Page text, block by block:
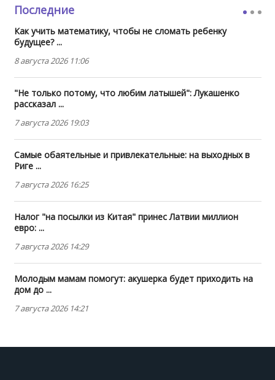
Последние
Как учить математику, чтобы не сломать ребенку
будущее? ...
8 августа 2026 11:06
"Не только потому, что любим латышей": Лукашенко
рассказал ...
7 августа 2026 19:03
Самые обаятельные и привлекательные: на выходных в
Риге ...
7 августа 2026 16:25
Налог "на посылки из Китая" принес Латвии миллион
евро: ...
7 августа 2026 14:29
Молодым мамам помогут: акушерка будет приходить на
дом до ...
7 августа 2026 14:21